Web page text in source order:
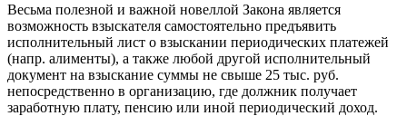
Весьма полезной и важной новеллой Закона является
возможность взыскателя самостоятельно предъявить
исполнительный лист о взыскании периодических платежей
(напр. алименты), а также любой другой исполнительный
документ на взыскание суммы не свыше 25 тыс. руб.
непосредственно в организацию, где должник получает
заработную плату, пенсию или иной периодический доход.